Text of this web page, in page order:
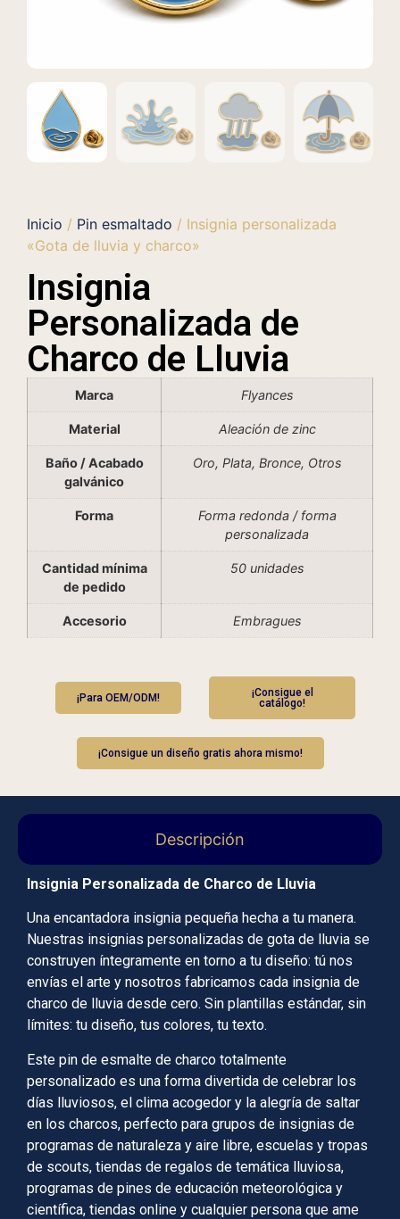
Inicio / Pin esmaltado / Insignia personalizada
«Gota de lluvia y charco»
Insignia
Personalizada de
Charco de Lluvia
Marca Flyances
Material Aleación de zinc
Baño / Acabado
galvánico
Oro, Plata, Bronce, Otros
Forma
Forma redonda / forma
personalizada
Cantidad mínima
de pedido
50 unidades
Accesorio Embragues
¡Para OEM/ODM!
¡Consigue el
catálogo!
¡Consigue un diseño gratis ahora mismo!
Descripción
Insignia Personalizada de Charco de Lluvia
Una encantadora insignia pequeña hecha a tu manera.
Nuestras insignias personalizadas de gota de lluvia se
construyen íntegramente en torno a tu diseño: tú nos
envías el arte y nosotros fabricamos cada insignia de
charco de lluvia desde cero. Sin plantillas estándar, sin
límites: tu diseño, tus colores, tu texto.
Este pin de esmalte de charco totalmente
personalizado es una forma divertida de celebrar los
días lluviosos, el clima acogedor y la alegría de saltar
en los charcos, perfecto para grupos de insignias de
programas de naturaleza y aire libre, escuelas y tropas
de scouts, tiendas de regalos de temática lluviosa,
programas de pines de educación meteorológica y
científica, tiendas online y cualquier persona que ame